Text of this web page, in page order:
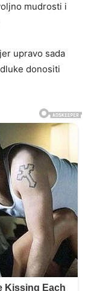
mudrosti i
upravo sada
donositi